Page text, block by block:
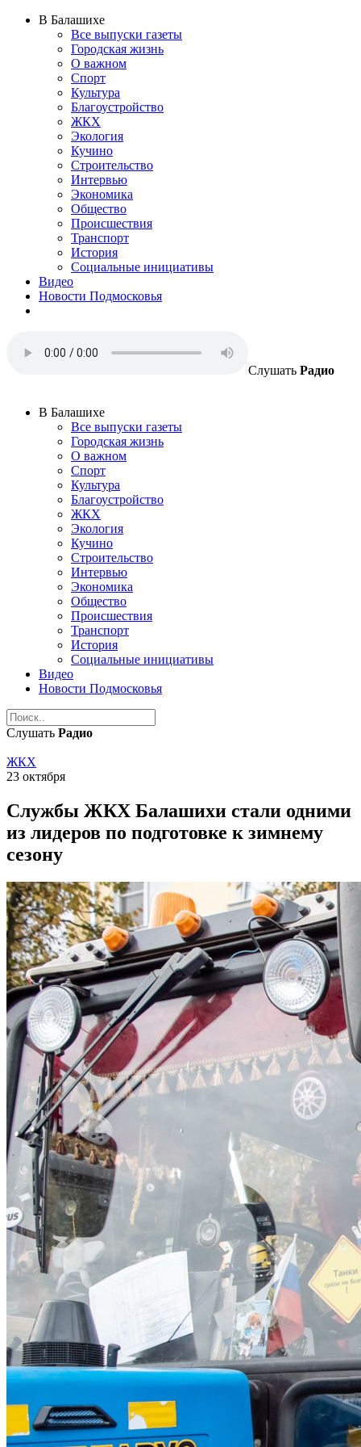
В Балашихе
Все выпуски газеты
Городская жизнь
О важном
Спорт
Культура
Благоустройство
ЖКХ
Экология
Кучино
Строительство
Интервью
Экономика
Общество
Происшествия
Транспорт
История
Социальные инициативы
Видео
Новости Подмосковья
Слушать Радио
В Балашихе
Все выпуски газеты
Городская жизнь
О важном
Спорт
Культура
Благоустройство
ЖКХ
Экология
Кучино
Строительство
Интервью
Экономика
Общество
Происшествия
Транспорт
История
Социальные инициативы
Видео
Новости Подмосковья
Слушать Радио
ЖКХ
23 октября
Службы ЖКХ Балашихи стали одними
из лидеров по подготовке к зимнему
сезону